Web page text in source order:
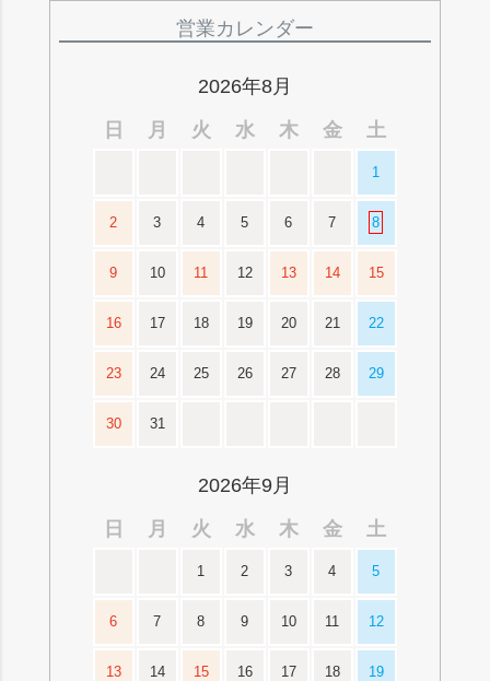
営業カレンダー
2026年8月
日
月 火 水 木 金 土
1
2 3 4 5 6 7 8
9 10 11 12 13 14 15
16 17 18 19 20 21 22
23 24 25 26 27 28 29
30 31
2026年9月
日
月 火 水 木 金 土
1 2 3 4 5
6 7 8 9 10 11 12
13 14 15 16 17 18 19